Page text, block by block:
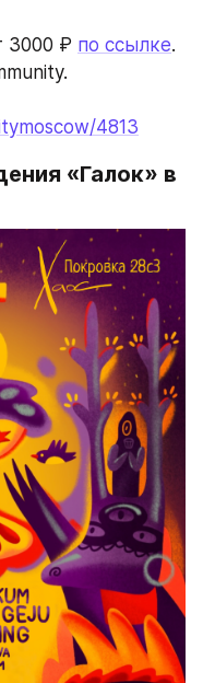
3000 ₽ по ссылке.
4813
«Галок» в